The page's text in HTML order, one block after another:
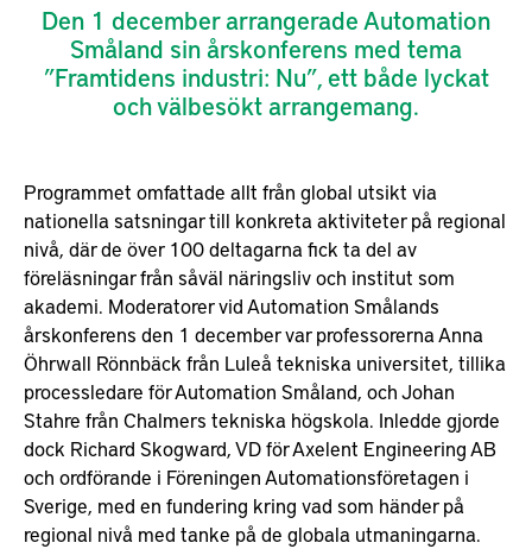
Den 1 december arrangerade Automation
Småland sin årskonferens med tema
”Framtidens industri: Nu”, ett både lyckat
och välbesökt arrangemang.
Programmet omfattade allt från global utsikt via
nationella satsningar till konkreta aktiviteter på regional
nivå, där de över 100 deltagarna fick ta del av
föreläsningar från såväl näringsliv och institut som
akademi. Moderatorer vid Automation Smålands
årskonferens den 1 december var professorerna Anna
Öhrwall Rönnbäck från Luleå tekniska universitet, tillika
processledare för Automation Småland, och Johan
Stahre från Chalmers tekniska högskola. Inledde gjorde
dock Richard Skogward, VD för Axelent Engineering AB
och ordförande i Föreningen Automationsföretagen i
Sverige, med en fundering kring vad som händer på
regional nivå med tanke på de globala utmaningarna.